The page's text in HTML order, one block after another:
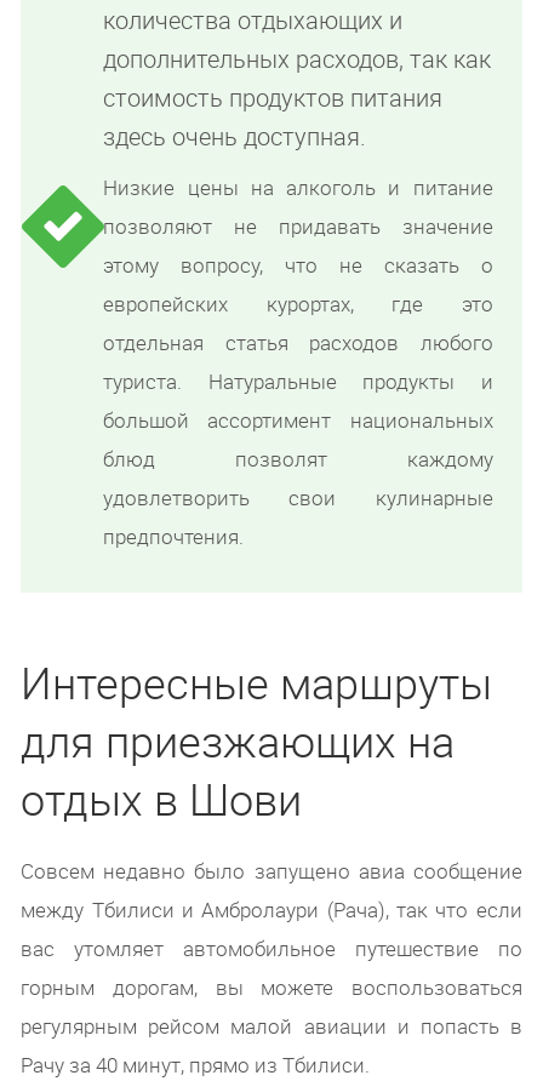
количества отдыхающих и
дополнительных расходов, так как
стоимость продуктов питания
здесь очень доступная.
Низкие цены на алкоголь и питание
позволяют не придавать значение
этому вопросу, что не сказать о
европейских курортах, где это
отдельная статья расходов любого
туриста. Натуральные продукты и
большой ассортимент национальных
блюд позволят каждому
удовлетворить свои кулинарные
предпочтения.
Интересные маршруты
для приезжающих на
отдых в Шови
Совсем недавно было запущено авиа сообщение
между Тбилиси и Амбролаури (Рача), так что если
вас утомляет автомобильное путешествие по
горным дорогам, вы можете воспользоваться
регулярным рейсом малой авиации и попасть в
Рачу за 40 минут, прямо из Тбилиси.